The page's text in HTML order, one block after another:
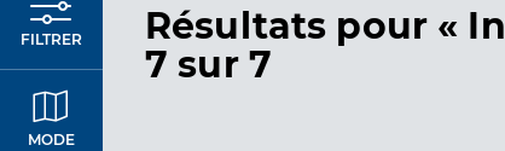
FILTRER
MODE
Résultats dans
pour «
7 sur 7